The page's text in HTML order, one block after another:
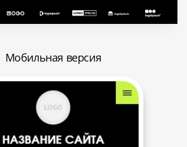
Мобильная версия